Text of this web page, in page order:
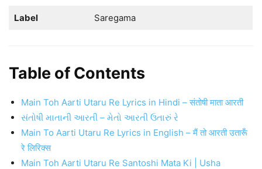
Label Saregama
Table of Contents
Main Toh Aarti Utaru Re Lyrics in Hindi – संतोषी माता आरती
સંતોષી માતાની આરતી – મેતો આરતી ઉતારું રે
Main To Aarti Utaru Re Lyrics in English – मैं तो आरती उतारूँ
रे लिरिक्स
Main Toh Aarti Utaru Re Santoshi Mata Ki | Usha